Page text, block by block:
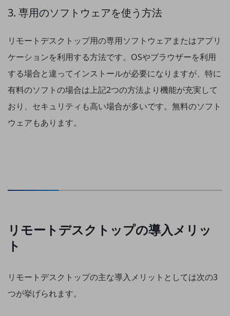
会社案内パンフレット
ニュースルームTOP
ニュースリリース
地域からの発表
ダイバーシティ
経営情報
経営情報TOP
業績
決算公告
3. 専用のソフトウェアを使う方法
リモートデスクトップ用の専用ソフトウェアまたはアプリ
ケーションを利用する方法です。OSやブラウザーを利用
する場合と違ってインストールが必要になりますが、特に
有料のソフトの場合は上記2つの方法より機能が充実して
おり、セキュリティも高い場合が多いです。無料のソフト
ウェアもあります。
リモートデスクトップの導入メリッ
ト
リモートデスクトップの主な導入メリットとしては次の3
つが挙げられます。